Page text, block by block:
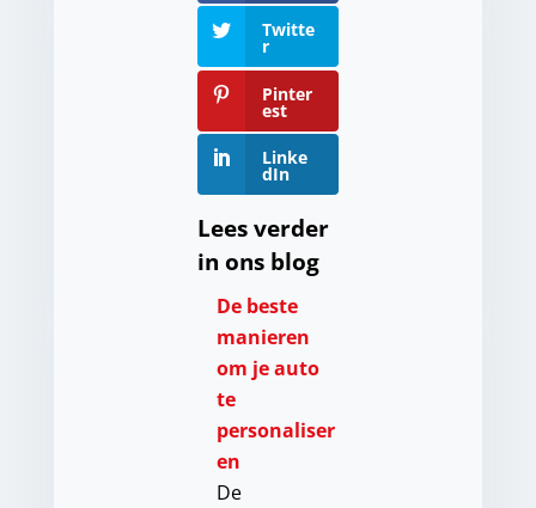
Twitte
r
Pinter
est
Linke
dIn
Lees verder
in ons blog
De beste
manieren
om je auto
te
personaliser
en
De